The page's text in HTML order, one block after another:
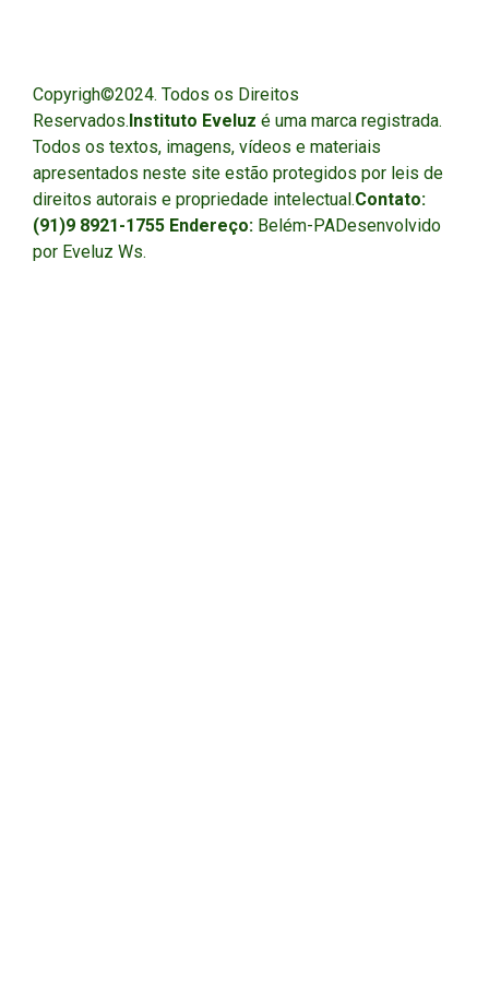
Copyrigh©2024. Todos os Direitos
Reservados.Instituto Eveluz é uma marca registrada.
Todos os textos, imagens, vídeos e materiais
apresentados neste site estão protegidos por leis de
direitos autorais e propriedade intelectual.Contato:
(91)9 8921-1755 Endereço: Belém-PADesenvolvido
por Eveluz Ws.